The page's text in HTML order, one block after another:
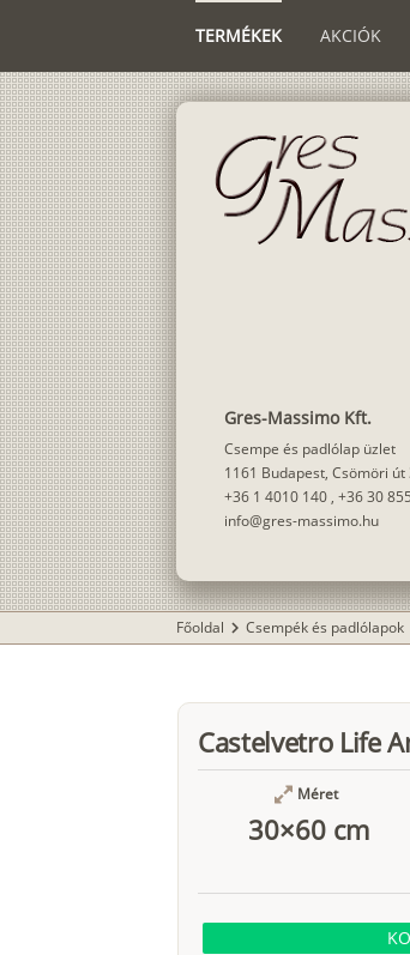
TERMÉKEK AKCIÓK
Gres-Massimo Kft.
Csempe és padlólap üzlet
1161 Budapest, Csömöri út
+36 1 4010 140 , +36 30
info@gres-massimo.hu
Főoldal chevron_right Csempék és padlólapok
Castelvetro Life
Méret
30×60 cm